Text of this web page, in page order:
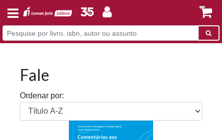
Fale
Ordenar por: